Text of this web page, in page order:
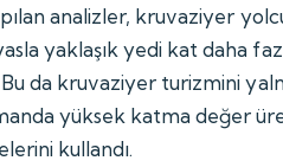
analizler, kruvaziyer
yaklaşık yedi kat daha
da kruvaziyer turizmini
yüksek katma değer
kullandı.